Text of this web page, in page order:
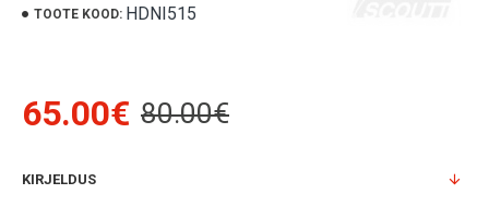
TOOTE KOOD: HDNI515
65.00€ 80.00€
KIRJELDUS